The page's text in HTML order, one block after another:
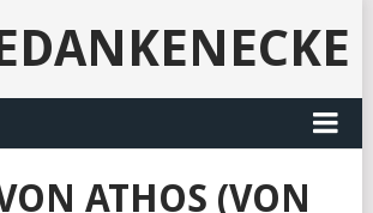
ATHOS (VON